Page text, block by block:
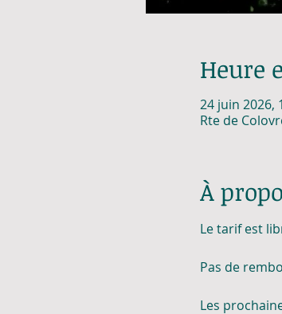
Heure
24 juin 2026,
Rte de
À
Le tarif est
Pas de
Les